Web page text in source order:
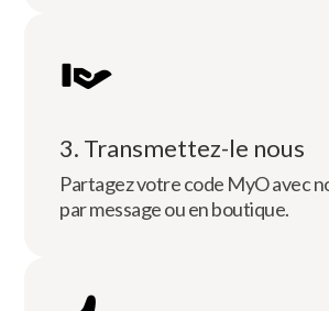
3. Transmettez-le nous
Partagez votre code MyO avec
par message ou en boutique.